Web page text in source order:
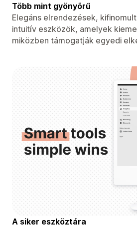
Több mint gyönyörű
Elegáns elrendezések,
intuitív eszközök, amelyek
miközben támogatják egyedi
A siker eszköztára